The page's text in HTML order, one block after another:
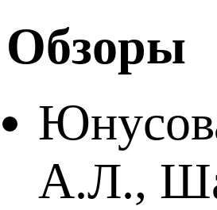
Обзоры
А.Л.,